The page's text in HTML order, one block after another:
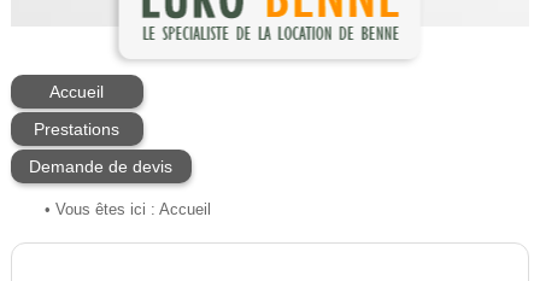
Accueil
Prestations
Demande de devis
• Vous êtes ici : Accueil